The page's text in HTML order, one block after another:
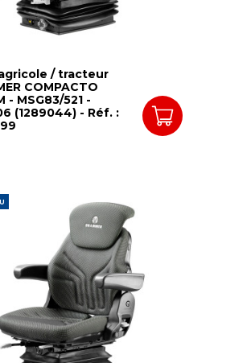
/ tracteur
COMPACTO
- MSG83/521 -
(1289044) - Réf. :